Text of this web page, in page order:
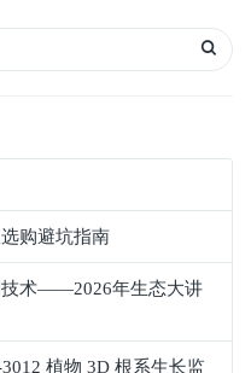
购避坑指南
技术——2026年生态大讲
植物 3D 根系生长监